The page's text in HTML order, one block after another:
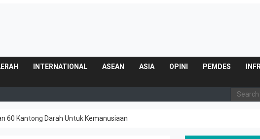
INTERNATIONAL ASEAN ASIA OPINI PEMDES
60 Kantong Darah Untuk Kemanusiaan